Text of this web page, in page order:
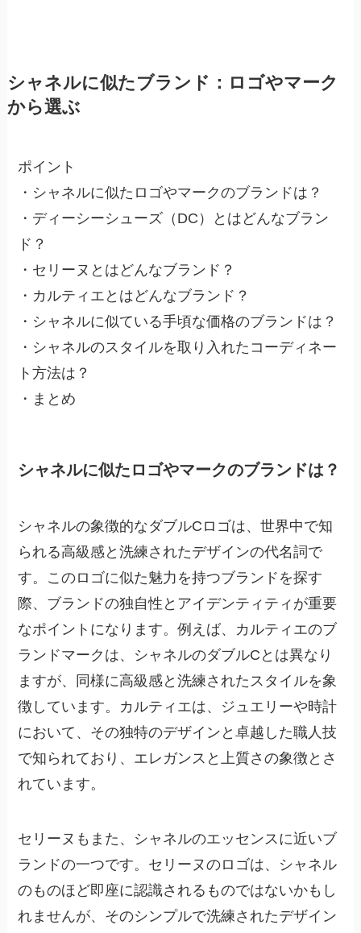
シャネルに似たブランド：ロゴやマーク
から選ぶ
ポイント
・シャネルに似たロゴやマークのブランドは？
・ディーシーシューズ（DC）とはどんなブラン
ド？
・セリーヌとはどんなブランド？
・カルティエとはどんなブランド？
・シャネルに似ている手頃な価格のブランドは？
・シャネルのスタイルを取り入れたコーディネー
ト方法は？
・まとめ
シャネルに似たロゴやマークのブランドは？
シャネルの象徴的なダブルCロゴは、世界中で知
られる高級感と洗練されたデザインの代名詞で
す。このロゴに似た魅力を持つブランドを探す
際、ブランドの独自性とアイデンティティが重要
なポイントになります。例えば、カルティエのブ
ランドマークは、シャネルのダブルCとは異なり
ますが、同様に高級感と洗練されたスタイルを象
徴しています。カルティエは、ジュエリーや時計
において、その独特のデザインと卓越した職人技
で知られており、エレガンスと上質さの象徴とさ
れています。
セリーヌもまた、シャネルのエッセンスに近いブ
ランドの一つです。セリーヌのロゴは、シャネル
のものほど即座に認識されるものではないかもし
れませんが、そのシンプルで洗練されたデザイン